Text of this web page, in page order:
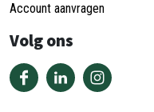
Account aanvragen
Volg ons